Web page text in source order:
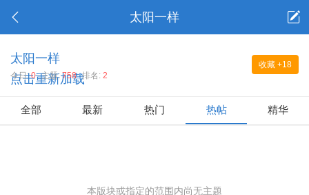
太阳一样
收藏 +18
太阳一样
点击重新加载
今日:0 主题:758 排名: 2
全部 最新 热门 热帖 精华
本版块或指定的范围内尚无主题